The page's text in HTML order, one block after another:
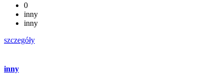
0
inny
inny
szczegóły
inny